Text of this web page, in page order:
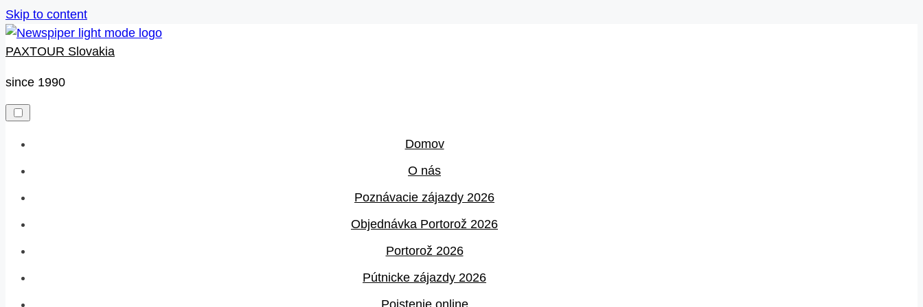
Skip to content
PAXTOUR Slovakia
since 1990
Domov
O nás
Poznávacie zájazdy 2026
Objednávka Portorož 2026
Portorož 2026
Pútnicke zájazdy 2026
Poistenie online